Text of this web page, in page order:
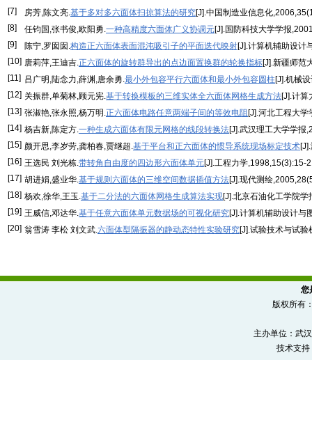
[7]
房芳,陈文亮.基于多对多六面体扫掠算法的研究[J].中国制造业信息化
[8]
任钧国,张书俊,欧阳勇.一种高精度六面体广义协调元[J].国防科技大学学报
[9]
陈宁,罗囡囡.构造正六面体表面混沌吸引子的平面迭代映射[J].计算机辅助设计
[10] 唐莉萍,王迪吉.正六面体的旋转群导出的点边面置换群的轮换指标[J].新疆师范
[11] 吕广明,陆念力,薛渊,唐余勇.最小外包容平行六面体和最小外包容圆柱[J].机械
[12] 关振群,单菊林,顾元宪.基于转换模板的三维实体全六面体网格生成方法[J].计算
[13] 张淑艳,张永照,杨万明.正六面体电路任意两端子间的等效电阻 [J].河北工程大
[14] 杨吉新,陈定方.一种生成六面体有限元网格的线段转换法[J].武汉理工大学学报
[15] 颜开思,李岁劳,龚柏春,贾继超.基于平台和正六面体的惯导系统现场标定技术
[16] 王选民 刘光栋.带转角自由度的四边形六面体单元[J].工程力学,1998,15(3):15-
[17] 胡进娟,盛业华.基于规则六面体的三维空间数据插值方法[J].现代测绘
[18] 杨欢,徐华,王玉.基于二分法的六面体网格生成算法实现[J].北京石油化工学院
[19] 王威信,邓达华.基于任意六面体单元数据场的可视化研究[J].计算机辅助设计与
[20] 翁雪涛 李松 刘文武.六面体型隔振器的静动态特性实验研究[J].试验技术与试
您
版权所有
主办单位：武
技术支持